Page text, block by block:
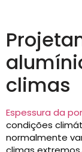
climas
Espessura da
condições
normalmente